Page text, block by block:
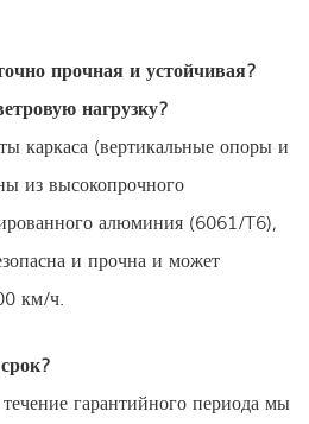
прочная и устойчивая?
нагрузку?
каркаса (вертикальные опоры и
из высокопрочного
алюминия (6061/T6),
и прочна и может
км/ч.
гарантийного периода мы